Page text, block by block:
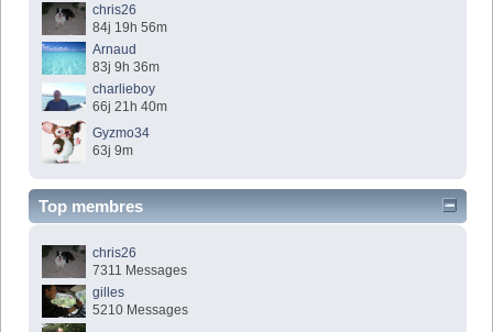
chris26
84j 19h 56m
Arnaud
83j 9h 36m
charlieboy
66j 21h 40m
Gyzmo34
63j 9m
Top membres
chris26
7311 Messages
gilles
5210 Messages